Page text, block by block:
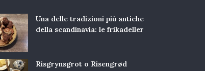
Una delle tradizioni più antiche
della scandinavia: le frikadeller
Risgrynsgrot o Risengrød